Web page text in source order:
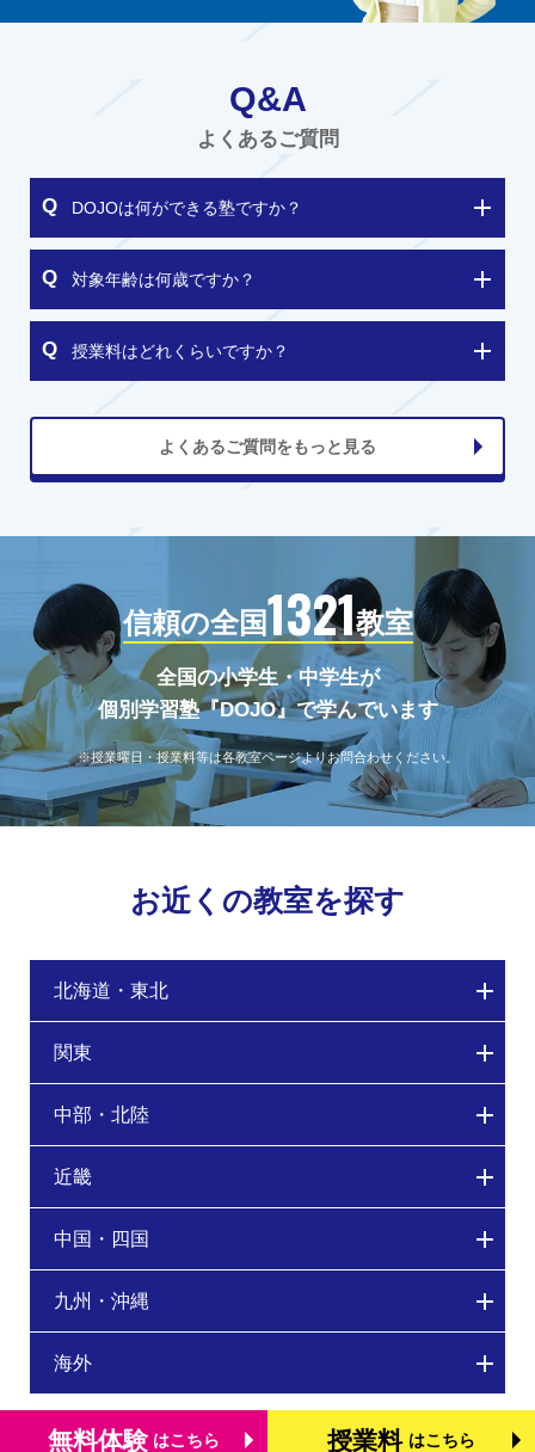
Q&A
よくあるご質問
DOJOは何ができる塾ですか？
対象年齢は何歳ですか？
授業料はどれくらいですか？
よくあるご質問をもっと見る
信頼の全国1321教室
全国の小学生・中学生が
個別学習塾『DOJO』で学んでいます
※授業曜日・授業料等は各教室ページよりお問合わせください。
お近くの教室を探す
北海道・東北
関東
中部・北陸
近畿
中国・四国
九州・沖縄
海外
無料体験 はこちら 授業料 はこちら